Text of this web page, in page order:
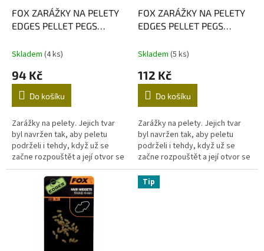
FOX ZARÁŽKY NA PELETY
EDGES PELLET PEGS
VELIKOST: 21 MM, BALENÍ:
Skladem (4 ks)
94 Kč
Do košíku
Zarážky na pelety. Jejich tvar
byl navržen tak, aby peletu
podrželi i tehdy, když už se
začne rozpouštět a její otvor se
začne zvětšovat.
FOX ZARÁŽKY NA PELETY
EDGES PELLET PEGS
VELIKOST: 13 MM, BALENÍ:
Skladem (5 ks)
112 Kč
Do košíku
Zarážky na pelety. Jejich tvar
byl navržen tak, aby peletu
podrželi i tehdy, když už se
začne rozpouštět a její otvor se
začne zvětšovat.
Tip